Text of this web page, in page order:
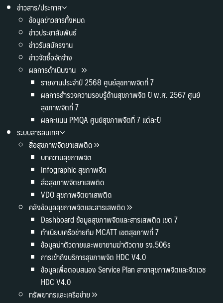
ข่าวสาร/ประกาศ
ข้อมูลข่าวสารทั้งหมด
ข่าวประชาสัมพันธ์
ข่าวรับสมัครงาน
ข่าวจัดซื้อจัดจ้าง
ผลการดำเนินงาน
รายงานประจำปี 2568 ศูนย์สุขภาพจิตที่ 7
ผลการสำรวจความรอบรู้ด้านสุขภาพจิต ปี พ.ศ. 2567 ศูนย์
สุขภาพจิตที่ 7
ผลคะแนน PMQA ศูนย์สุขภาพจิตที่ 7 แต่ละปี
ระบบสารสนเทศ
สื่อสุขภาพจิตยาเสพติด
บทความสุขภาพจิต
Infographic สุขภาพจิต
สื่อสุขภาพจิตยาเสพติด
VDO สุขภาพจิตยาเสพติด
คลังข้อมูลสุขภาพจิตและสารเสพติด
Dashboard ข้อมูลสุขภาพจิตและสารเสพติด เขต 7
ทำเนียบเครือข่ายทีม MCATT เขตสุขภาพที่ 7
ข้อมูลฆ่าตัวตายและพยายามฆ่าตัวตาย รง.506s
การเข้าถึงบริการสุขภาพจิต HDC V4.0
ข้อมูลเพื่อตอบสนอง Service Plan สาขาสุขภาพจิตและจิตเวช
HDC V4.0
ทรัพยากรและเครือข่าย